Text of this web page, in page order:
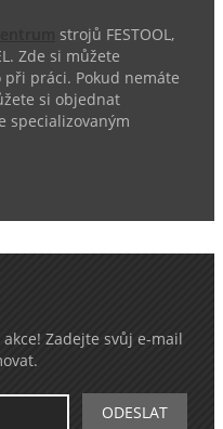
strojů FESTOOL,
Zde si můžete
práci. Pokud nemáte
si objednat
specializovaným
Zadejte svůj e-mail